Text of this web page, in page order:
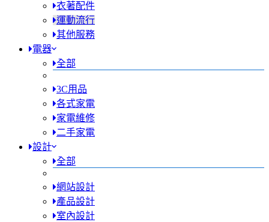
衣著配件
運動流行
其他服務
電器
全部
3C用品
各式家電
家電維修
二手家電
設計
全部
網站設計
產品設計
室內設計